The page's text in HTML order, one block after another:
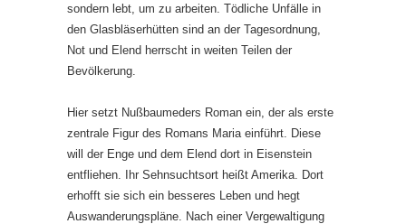
sondern lebt, um zu arbeiten. Tödliche Unfälle in
den Glasbläserhütten sind an der Tagesordnung,
Not und Elend herrscht in weiten Teilen der
Bevölkerung.
Hier setzt Nußbaumeders Roman ein, der als erste
zentrale Figur des Romans Maria einführt. Diese
will der Enge und dem Elend dort in Eisenstein
entfliehen. Ihr Sehnsuchtsort heißt Amerika. Dort
erhofft sie sich ein besseres Leben und hegt
Auswanderungspläne. Nach einer Vergewaltigung